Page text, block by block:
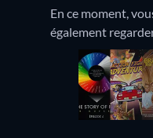
En ce moment,
également